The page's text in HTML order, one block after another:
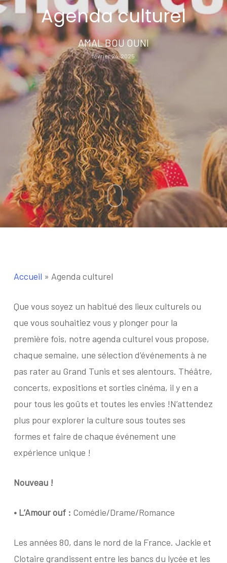
Agenda culturel
AMAL BOU OUNI
février 24, 2025
Accueil » Agenda culturel
Que vous soyez un habitué des lieux culturels ou
que vous souhaitiez vous y plonger pour la
première fois, notre agenda culturel vous propose,
chaque semaine, une sélection d’événements à ne
pas rater au Grand Tunis et ses alentours. Théâtre,
concerts, expositions et sorties cinéma, il y en a
pour tous les goûts et toutes les envies !N’attendez
plus pour explorer la culture sous toutes ses
formes et faire de chaque événement une
expérience unique !
Nouveau !
• L’Amour ouf : Comédie/Drame/Romance
Les années 80, dans le nord de la France. Jackie et
Clotaire grandissent entre les bancs du lycée et les